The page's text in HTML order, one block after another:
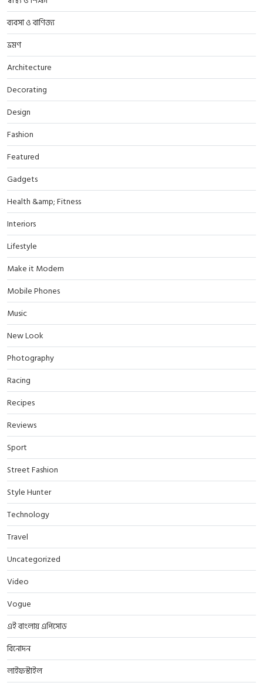
ব্যবসা ও বাণিজ্য
ভ্রমণ
Architecture
Decorating
Design
Fashion
Featured
Gadgets
Health &amp; Fitness
Interiors
Lifestyle
Make it Modern
Mobile Phones
Music
New Look
Photography
Racing
Recipes
Reviews
Sport
Street Fashion
Style Hunter
Technology
Travel
Uncategorized
Video
Vogue
এই বাংলায় এপিসোড
বিনোদন
লাইফস্টাইল